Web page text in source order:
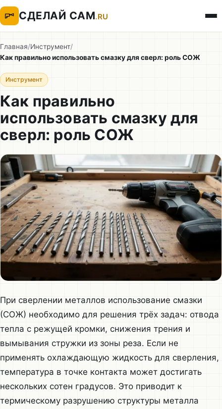
СДЕЛАЙ САМ.RU
Главная/Инструмент/
Как правильно использовать смазку для сверл: роль СОЖ
Инструмент
Как правильно
использовать смазку для
сверл: роль СОЖ
При сверлении металлов использование смазки
(СОЖ) необходимо для решения трёх задач: отвода
тепла с режущей кромки, снижения трения и
вымывания стружки из зоны реза. Если не
применять охлаждающую жидкость для сверления,
температура в точке контакта может достигать
нескольких сотен градусов. Это приводит к
термическому разрушению структуры металла